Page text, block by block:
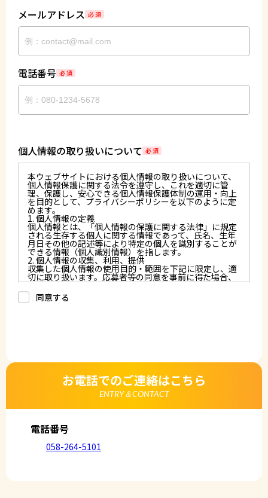
メールアドレス 必 須
電話番号 必 須
個人情報の取り扱いについて 必 須
本ウェブサイトにおける個人情報の取り扱いについて、
個人情報保護に関する法令を遵守し、これを適切に管
理、保護し、安心できる個人情報保護体制の運用・向上
を目的として、プライバシーポリシーを以下のように定
めます。
1. 個人情報の定義
個人情報とは、「個人情報の保護に関する法律」に規定
される生存する個人に関する情報であって、氏名、生年
月日その他の記述等により特定の個人を識別することが
できる情報（個人識別情報）を指します。
2. 個人情報の収集、利用、提供
収集した個人情報の使用目的・範囲を下記に限定し、適
切に取り扱います。応募者等の同意を事前に得た場合、
又は法令により許された場合を除き、個人情報を第三者
に提供しません。
a.応募者等からのお問い合わせに対応・管理するため
な期間、妥当な範囲内でこれに応じます。
応募者等の個人情報の取得、利用その他一切の取り扱い
について、個人情報の保護に関する法律、その他の関連
法令、及び本プライバシーポリシーを遵守します。
応募者等の個人情報を正確かつ最新の内容に保つよう努
及び毀損から保護するため、必要な安全管理措置を講じ
ます。
6. Cookieについて
本ウェブサイトでは、一部のコンテンツにおいてCookie
同意する
お電話でのご連絡はこちら
ENTRY＆CONTACT
電話番号
058-264-5101